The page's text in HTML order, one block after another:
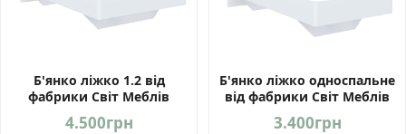
Б'янко ліжко 1.2 від
фабрики Світ Меблів
Україна
4.500грн
Б'янко ліжко односпальне
від фабрики Світ Меблів
Україна
3.400грн